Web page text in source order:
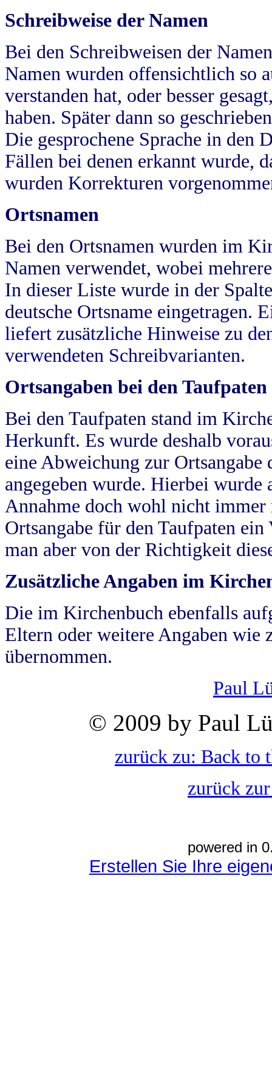
Schreibweise der Namen
Bei den Schreibweisen der
Namen wurden offensichtlich so
verstanden hat, oder besser
haben. Später dann so
Die gesprochene Sprache in
Fällen bei denen erkannt wurde,
wurden Korrekturen
Ortsnamen
Bei den Ortsnamen wurden im
Namen verwendet, wobei
In dieser Liste wurde in der
deutsche Ortsname eingetragen.
liefert zusätzliche Hinweise zu
verwendeten Schreibvarianten.
Ortsangaben bei den Taufpaten
Bei den Taufpaten stand im
Herkunft. Es wurde deshalb
eine Abweichung zur
angegeben wurde. Hierbei wurde
Annahme doch wohl nicht
Ortsangabe für den Taufpaten
man aber von der Richtigkeit
Zusätzliche Angaben im
Die im Kirchenbuch ebenfalls
Eltern oder weitere Angaben wie
übernommen.
Paul
© 2009 by Paul
zurück zu: Back to
zurück
powered in
Erstellen Sie Ihre